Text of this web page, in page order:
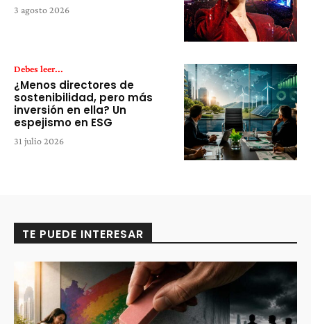
3 agosto 2026
Debes leer...
¿Menos directores de
sostenibilidad, pero más
inversión en ella? Un
espejismo en ESG
31 julio 2026
TE PUEDE INTERESAR